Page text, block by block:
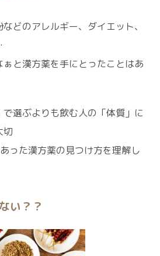
どのアレルギー、ダイエット、
と漢方薬を手にとったことはあ
選ぶよりも飲む人の「体質」に
切
った漢方薬の見つけ方を理解し
い？？